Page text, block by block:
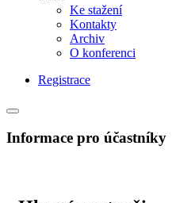
Ke stažení
Kontakty
Archiv
O konferenci
Registrace
Informace pro účastníky